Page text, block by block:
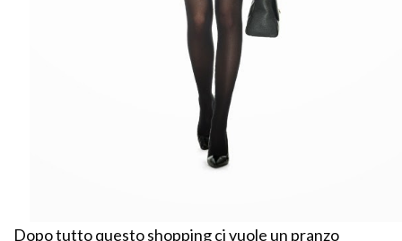
Dopo tutto questo shopping ci vuole un pranzo